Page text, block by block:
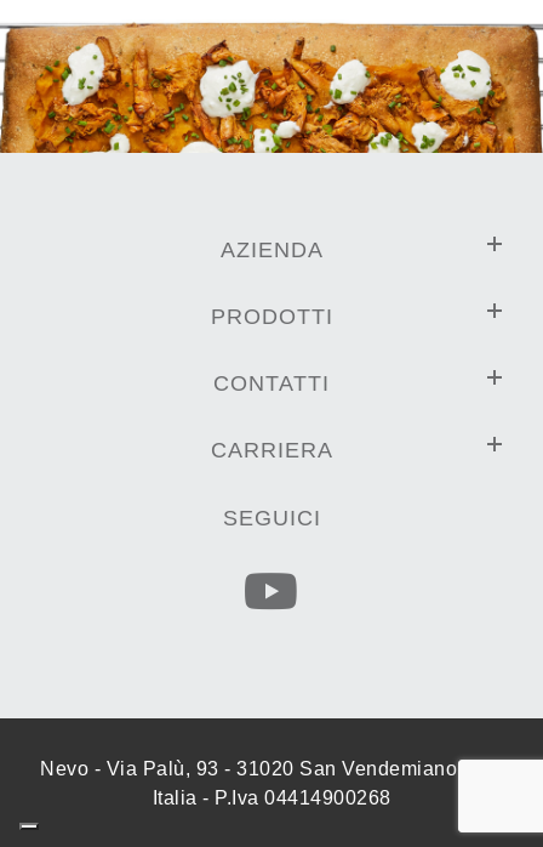
AZIENDA
PRODOTTI
CONTATTI
CARRIERA
SEGUICI
Nevo - Via Palù, 93 - 31020 San Vendemiano (TV)
Italia - P.Iva 04414900268